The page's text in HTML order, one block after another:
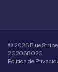
© 2026 Blue
202068020
Política de